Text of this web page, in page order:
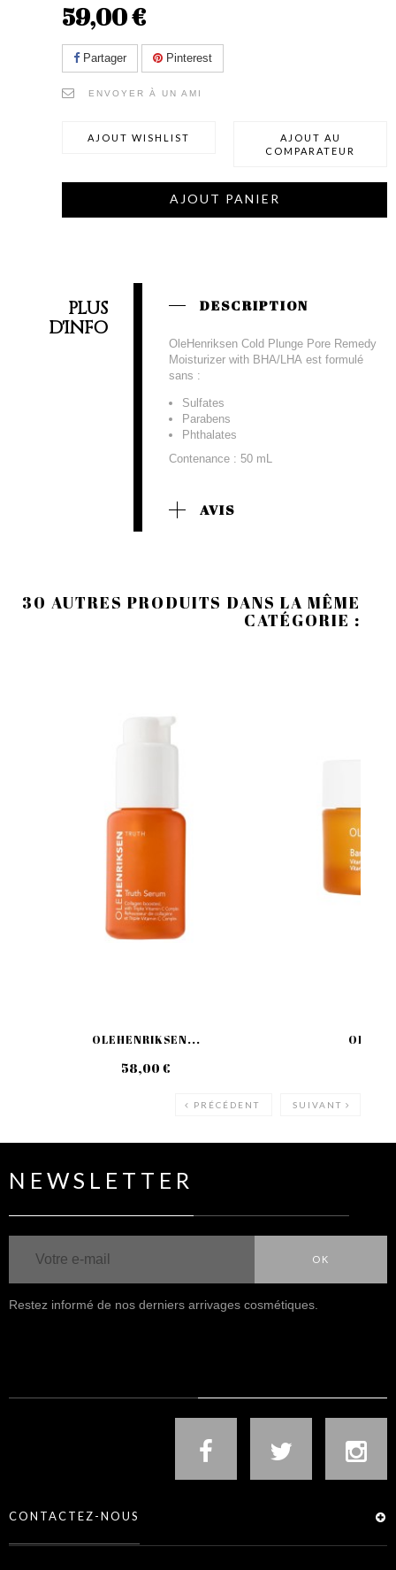
59,00 €
Partager Pinterest
ENVOYER À UN AMI
AJOUT WISHLIST
AJOUT AU
COMPARATEUR
AJOUT PANIER
PLUS
D'INFO
DESCRIPTION
OleHenriksen Cold Plunge Pore Remedy
Moisturizer with BHA/LHA est formulé
sans :
Sulfates
Parabens
Phthalates
Contenance : 50 mL
AVIS
30 AUTRES PRODUITS DANS LA MÊME
CATÉGORIE :
OLEHENRIKSEN...
58,00 €
PRÉCÉDENT SUIVANT
NEWSLETTER
OK
Restez informé de nos derniers arrivages cosmétiques.
CONTACTEZ-NOUS